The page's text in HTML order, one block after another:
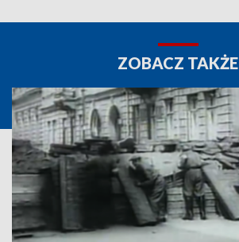
ZOBACZ TAKŻE